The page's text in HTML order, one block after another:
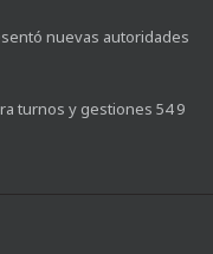
nuevas autoridades
turnos y gestiones 54 9